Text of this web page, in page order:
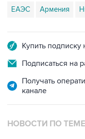
Подписаться на
Получать
НОВОСТИ ПО ТЕМЕ
30 июля 12:28